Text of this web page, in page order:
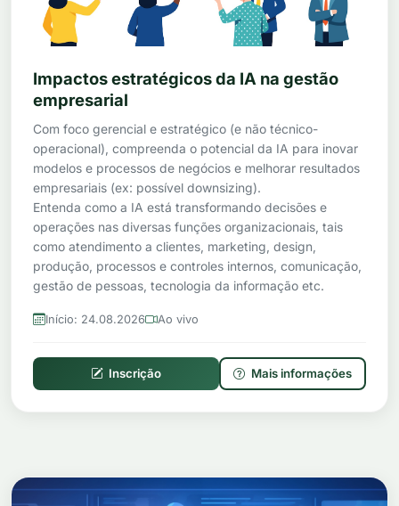
Impactos estratégicos da IA na gestão
empresarial
Com foco gerencial e estratégico (e não técnico-
operacional), compreenda o potencial da IA para inovar
modelos e processos de negócios e melhorar resultados
empresariais (ex: possível downsizing).
Entenda como a IA está transformando decisões e
operações nas diversas funções organizacionais, tais
como atendimento a clientes, marketing, design,
produção, processos e controles internos, comunicação,
gestão de pessoas, tecnologia da informação etc.
Início: 24.08.2026 Ao vivo
Inscrição Mais informações